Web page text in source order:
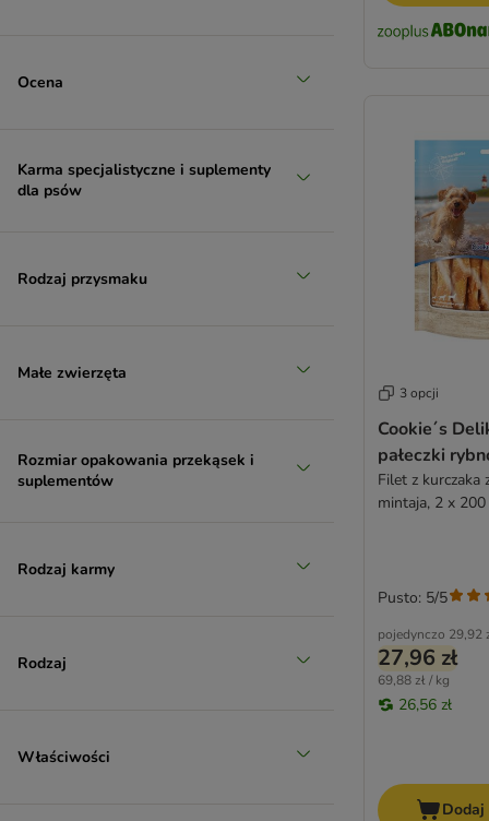
Maced
Nature's Variety
Pedigree
PURINA
Rocco
Scandinavian Nature
Trixie
WOW Dog
zoolove
Ocena
Karma specjalistyczne i suplementy
dla psów
Rodzaj przysmaku
Małe zwierzęta
Rozmiar opakowania przekąsek i
suplementów
Rodzaj karmy
Rodzaj
Właściwości
3 opcji
Cookie´s
pałeczki
Filet z kurczaka
mintaja, 2 x 200
pojedynczo 29,92
27,96 zł
69,88 zł / kg
26,56 zł
Pusto: 5/5
Dodaj